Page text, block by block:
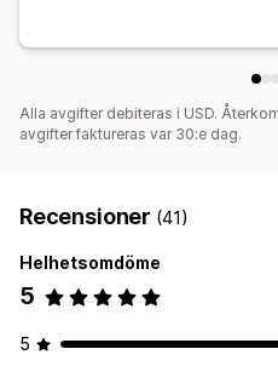
Alla avgifter debiteras i USD.
avgifter faktureras var 30:e dag.
Recensioner (41)
Helhetsomdöme
5
5